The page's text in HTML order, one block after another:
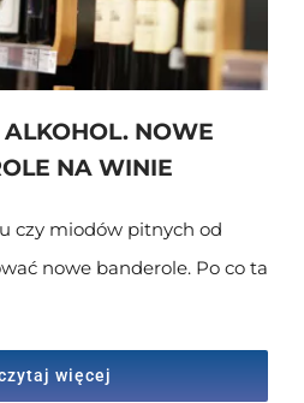
NOWE
NA WINIE
czy miodów pitnych od
nowe banderole. Po co ta
więcej